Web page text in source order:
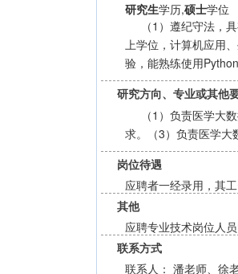
研究生学历,硕士学位
（1）遵纪守法，
上学位，计算机应用
验，能熟练使用
研究方向、专业或其他
（1）负责医学大
求。（3）负责医学大
岗位待遇
应聘者一经录用，其
其他
应聘专业技术岗位人
联系方式
联系人： 潘老师、徐